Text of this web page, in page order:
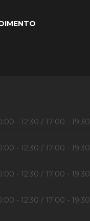
- 12:30 / 17:00 - 19:30
- 12:30 / 17:00 - 19:30
- 12:30 / 17:00 - 19:30
- 12:30 / 17:00 - 19:30